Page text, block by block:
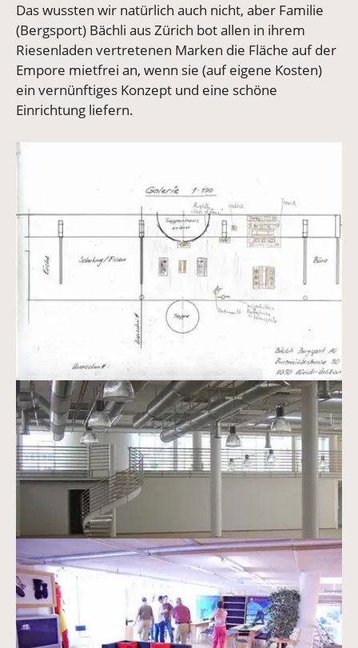
Das wussten wir natürlich auch nicht, aber Familie
(Bergsport) Bächli aus Zürich bot allen in ihrem
Riesenladen vertretenen Marken die Fläche auf der
Empore mietfrei an, wenn sie (auf eigene Kosten)
ein vernünftiges Konzept und eine schöne
Einrichtung liefern.
Vergrößerte Version anzeigen
Vergrößerte Version anzeigen
Vergrößerte Version anzeigen